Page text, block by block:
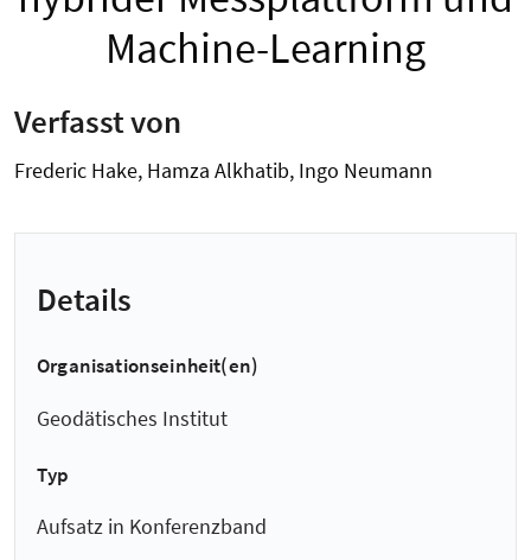
Machine-Learning
Verfasst von
Frederic Hake, Hamza Alkhatib, Ingo Neumann
Details
Organisationseinheit(en)
Geodätisches Institut
Typ
Aufsatz in Konferenzband